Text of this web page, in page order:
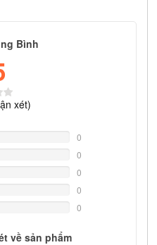
Bình
xét)
0
0
0
0
0
về sản phẩm